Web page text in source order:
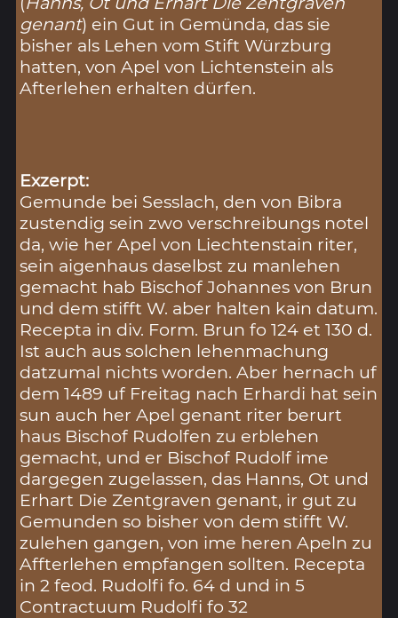
genant) ein Gut in Gemünda, das sie
bisher als Lehen vom Stift Würzburg
hatten, von Apel von Lichtenstein als
Afterlehen erhalten dürfen.
Exzerpt:
Gemunde bei Sesslach, den von Bibra
zustendig sein zwo verschreibungs notel
da, wie her Apel von Liechtenstain riter,
sein aigenhaus daselbst zu manlehen
gemacht hab Bischof Johannes von Brun
und dem stifft W. aber halten kain datum.
Recepta in div. Form. Brun fo 124 et 130 d.
Ist auch aus solchen lehenmachung
datzumal nichts worden. Aber hernach uf
dem 1489 uf Freitag nach Erhardi hat sein
sun auch her Apel genant riter berurt
haus Bischof Rudolfen zu erblehen
gemacht, und er Bischof Rudolf ime
dargegen zugelassen, das Hanns, Ot und
Erhart Die Zentgraven genant, ir gut zu
Gemunden so bisher von dem stifft W.
zulehen gangen, von ime heren Apeln zu
Affterlehen empfangen sollten. Recepta
in 2 feod. Rudolfi fo. 64 d und in 5
Contractuum Rudolfi fo 32